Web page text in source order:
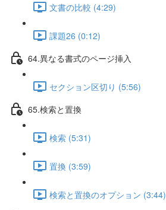
文書の比較 (4:29)
課題26 (0:12)
64.異なる書式のページ挿入
セクション区切り (5:56)
65.検索と置換
検索 (5:31)
置換 (3:59)
検索と置換のオプション (3:44)